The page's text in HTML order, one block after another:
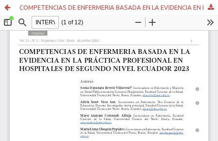
COMPETENCIAS DE ENFERMERIA BASADA EN LA EVIDENCIA EN LA PRÁCTICA PROFESIONAL EN HOSPITALES DE SEGUNDO NIVEL ECUADOR 2023